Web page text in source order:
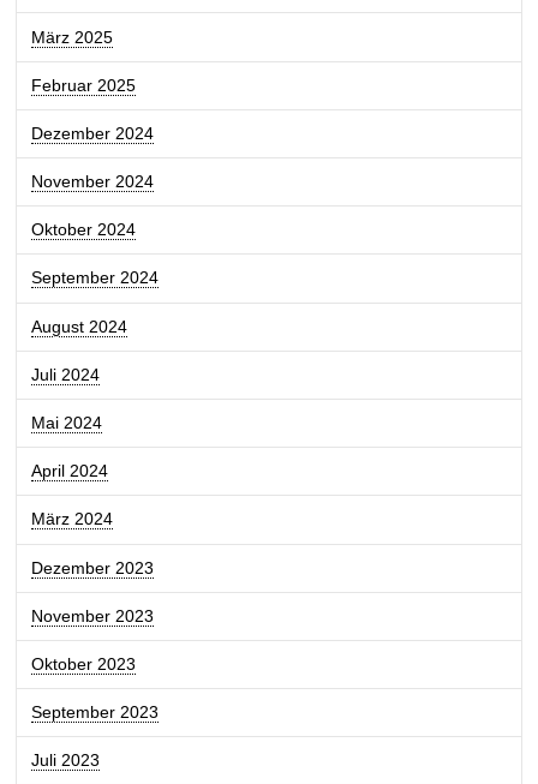
März 2025
Februar 2025
Dezember 2024
November 2024
Oktober 2024
September 2024
August 2024
Juli 2024
Mai 2024
April 2024
März 2024
Dezember 2023
November 2023
Oktober 2023
September 2023
Juli 2023